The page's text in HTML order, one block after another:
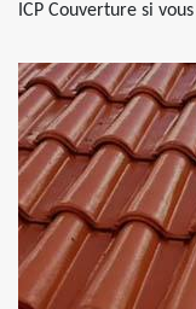
ICP Couverture si